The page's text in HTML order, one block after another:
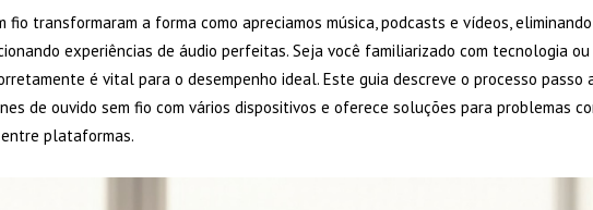
fio transformaram a forma como apreciamos música, podcasts e vídeos,
experiências de áudio perfeitas. Seja você familiarizado com tecnologia ou
é vital para o desempenho ideal. Este guia descreve o processo passo
de ouvido sem fio com vários dispositivos e oferece soluções para problemas
plataformas.